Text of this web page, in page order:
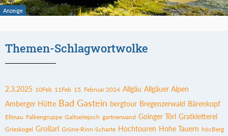
Themen-Schlagwortwolke
2.3.2025 10Feb 11Feb 15. Februar 2024 Allgäu Allgäuer Alpen
Amberger Hütte Bad Gastein bergtour Bregenzerwald Bärenkopf
Ellmau Falkengruppe Galtseitejoch gartnerwand Goinger Törl Gratkletterei
Grieskogel Großarl Grüne-Rinn-Scharte Hochtouren Hohe Tauern höcBerg